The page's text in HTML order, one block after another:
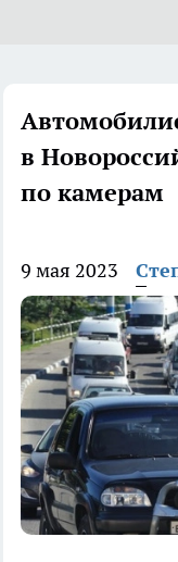
в
по камерам
9 мая 2023